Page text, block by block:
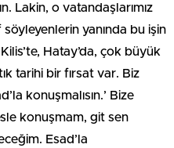
Lakin, o vatandaşlarımız
yanında bu işin
Hatay’da, çok büyük
tarihi bir fırsat var. Biz
konuşmalısın.’ Bize
konuşmam, git sen
Esad’la